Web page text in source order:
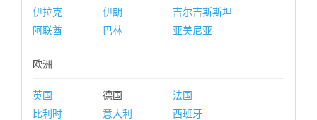
伊拉克
伊朗
吉尔吉斯斯坦
阿联酋
巴林 亚美尼亚
欧洲
英国 德国
法国
比利时
意大利
西班牙